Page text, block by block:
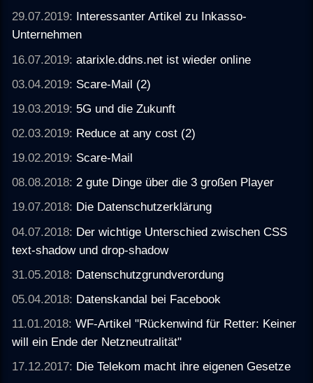
29.07.2019: Interessanter Artikel zu Inkasso-
Unternehmen
16.07.2019:atarixle.ddns.net ist wieder online
03.04.2019: Scare-Mail (2)
19.03.2019: 5G und die Zukunft
02.03.2019: Reduce at any cost (2)
19.02.2019: Scare-Mail
08.08.2018:2 gute Dinge über die 3 großen Player
19.07.2018: Die Datenschutzerklärung
04.07.2018: Der wichtige Unterschied zwischen CSS
text-shadow und drop-shadow
31.05.2018: Datenschutzgrundverordung
05.04.2018: Datenskandal bei Facebook
11.01.2018:WF-Artikel "Rückenwind für Retter: Keiner
will ein Ende der Netzneutralität"
17.12.2017: Die Telekom macht ihre eigenen Gesetze